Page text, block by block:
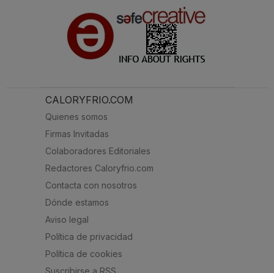
CALORYFRIO.COM
Quienes somos
Firmas Invitadas
Colaboradores Editoriales
Redactores Caloryfrio.com
Contacta con nosotros
Dónde estamos
Aviso legal
Política de privacidad
Política de cookies
Suscribirse a RSS